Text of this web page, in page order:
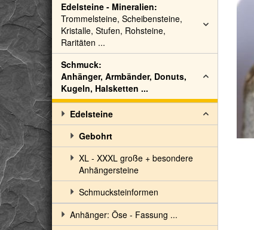
Edelsteine - Mineralien:
Trommelsteine, Scheibensteine,
Kristalle, Stufen, Rohsteine,
Raritäten ...
Schmuck:
Anhänger, Armbänder, Donuts,
Kugeln, Halsketten ...
Edelsteine
Gebohrt
XL - XXXL große + besondere
Anhängersteine
Schmucksteinformen
Anhänger: Öse - Fassung ...